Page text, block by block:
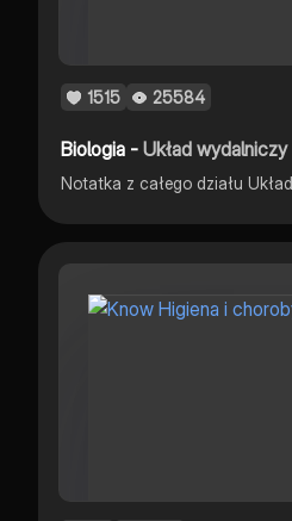
1515 25584
Biologia -Układ wydalniczy